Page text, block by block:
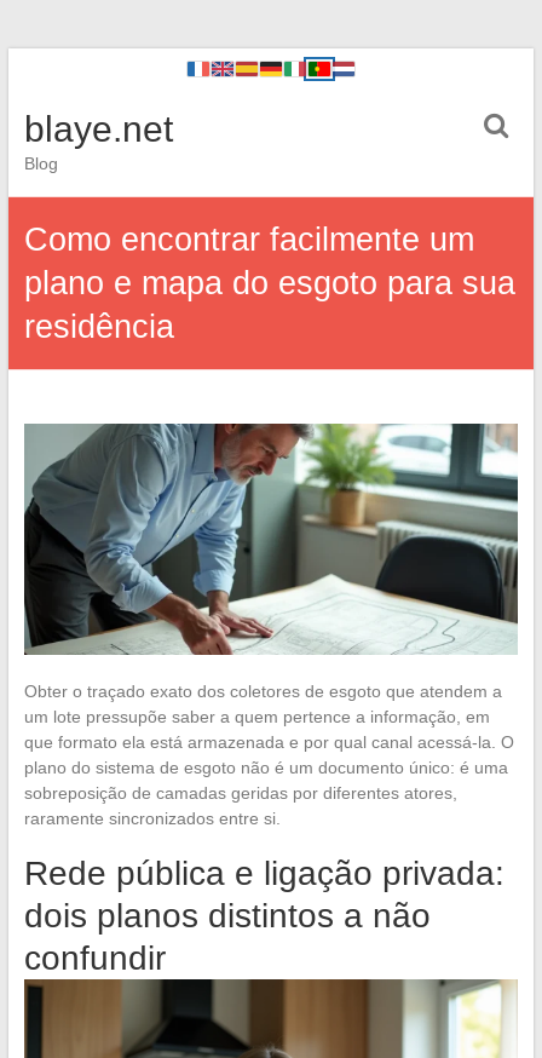
blaye.net
Blog
Como encontrar facilmente um
plano e mapa do esgoto para sua
residência
Obter o traçado exato dos coletores de esgoto que atendem a
um lote pressupõe saber a quem pertence a informação, em
que formato ela está armazenada e por qual canal acessá-la. O
plano do sistema de esgoto não é um documento único: é uma
sobreposição de camadas geridas por diferentes atores,
raramente sincronizados entre si.
Rede pública e ligação privada:
dois planos distintos a não
confundir